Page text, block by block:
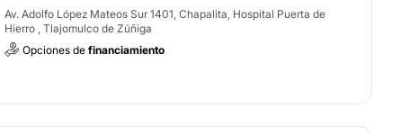
Av. Adolfo López Mateos Sur 1401, Chapalita, Hospital Puerta de
Hierro , Tlajomulco de Zúñiga
Opciones de financiamiento